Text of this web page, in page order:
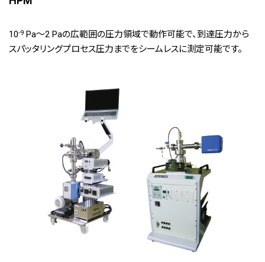
10-9 Pa～2 Paの広範囲の圧力領域で動作可能で、到達圧力から
スパッタリングプロセス圧力までをシームレスに測定可能です。